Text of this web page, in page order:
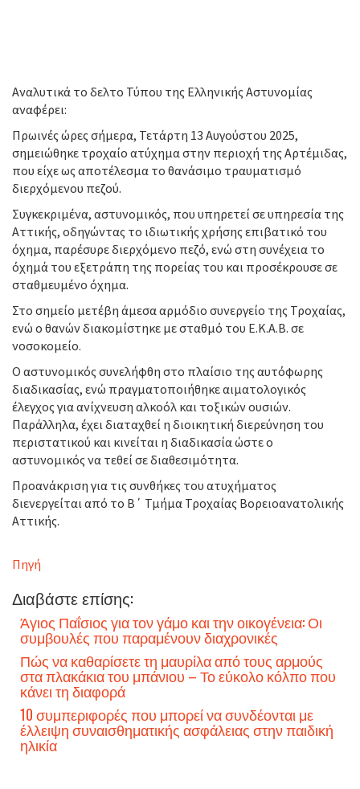
Αναλυτικά το δελτο Τύπου της Ελληνικής Αστυνομίας
αναφέρει:
Πρωινές ώρες σήμερα, Τετάρτη 13 Αυγούστου 2025,
σημειώθηκε τροχαίο ατύχημα στην περιοχή της Αρτέμιδας,
που είχε ως αποτέλεσμα το θανάσιμο τραυματισμό
διερχόμενου πεζού.
Συγκεκριμένα, αστυνομικός, που υπηρετεί σε υπηρεσία της
Αττικής, οδηγώντας το ιδιωτικής χρήσης επιβατικό του
όχημα, παρέσυρε διερχόμενο πεζό, ενώ στη συνέχεια το
όχημά του εξετράπη της πορείας του και προσέκρουσε σε
σταθμευμένο όχημα.
Στο σημείο μετέβη άμεσα αρμόδιο συνεργείο της Τροχαίας,
ενώ ο θανών διακομίστηκε με σταθμό του Ε.Κ.Α.Β. σε
νοσοκομείο.
Ο αστυνομικός συνελήφθη στο πλαίσιο της αυτόφωρης
διαδικασίας, ενώ πραγματοποιήθηκε αιματολογικός
έλεγχος για ανίχνευση αλκοόλ και τοξικών ουσιών.
Παράλληλα, έχει διαταχθεί η διοικητική διερεύνηση του
περιστατικού και κινείται η διαδικασία ώστε ο
αστυνομικός να τεθεί σε διαθεσιμότητα.
Προανάκριση για τις συνθήκες του ατυχήματος
διενεργείται από το Β΄ Τμήμα Τροχαίας Βορειοανατολικής
Αττικής.
Πηγή
Διαβάστε επίσης:
Άγιος Παΐσιος για τον γάμο και την οικογένεια: Οι
συμβουλές που παραμένουν διαχρονικές
Πώς να καθαρίσετε τη μαυρίλα από τους αρμούς
στα πλακάκια του μπάνιου – Το εύκολο κόλπο που
κάνει τη διαφορά
10 συμπεριφορές που μπορεί να συνδέονται με
έλλειψη συναισθηματικής ασφάλειας στην παιδική
ηλικία